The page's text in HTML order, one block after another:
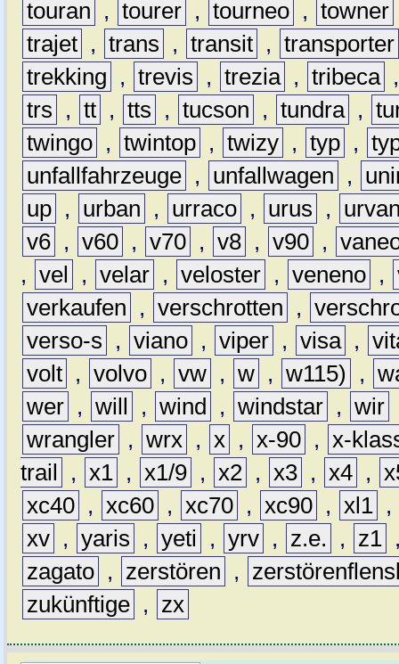
touran , tourer , tourneo , towner
trajet , trans , transit , transporter
trekking
, trevis , trezia , tribeca
trs
, tt , tts , tucson , tundra ,
twingo , twintop , twizy , typ ,
unfallfahrzeuge , unfallwagen ,
up , urban , urraco , urus ,
v6 , v60 , v70 , v8 , v90 ,
, vel , velar , veloster , veneno ,
verkaufen
, verschrotten ,
verso-s
, viano , viper , visa ,
volt , volvo , vw , w , w115) ,
wer , will , wind , windstar , wir
wrangler , wrx , x , x-90 , x-
trail
, x1 , x1/9 , x2 , x3 , x4 ,
xc40 , xc60 , xc70 , xc90 , xl1 ,
xv , yaris , yeti , yrv , z.e. , z1
zagato , zerstören ,
zukünftige , zx